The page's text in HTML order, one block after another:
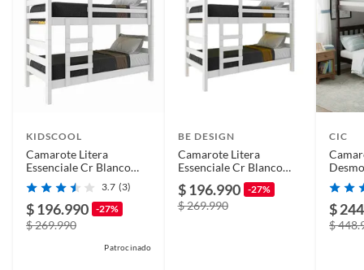
KIDSCOOL
Camarote Litera
Essenciale Cr Blanco
Con Escalera
3.7 (3)
$ 196.990 -27%
$ 269.990
Patrocinado
BE DESIGN
Camarote Litera
Essenciale Cr Blanco
$ 196.990 -27%
$ 269.990
CIC
$
$